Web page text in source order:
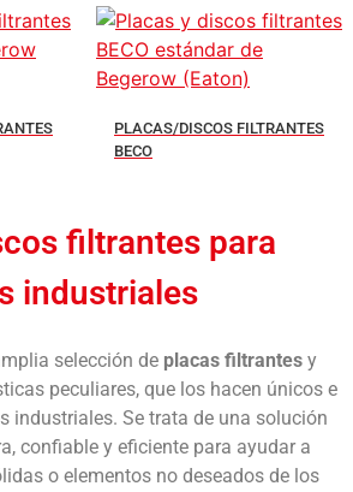
PLACAS/DISCOS FILTRANTES
BECO
filtrantes para
industriales
selección de placas filtrantes y
peculiares, que los hacen únicos e
industriales. Se trata de una solución
confiable y eficiente para ayudar a
o elementos no deseados de los